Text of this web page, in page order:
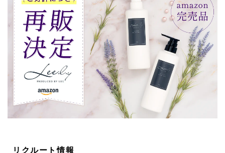
リクルート情報